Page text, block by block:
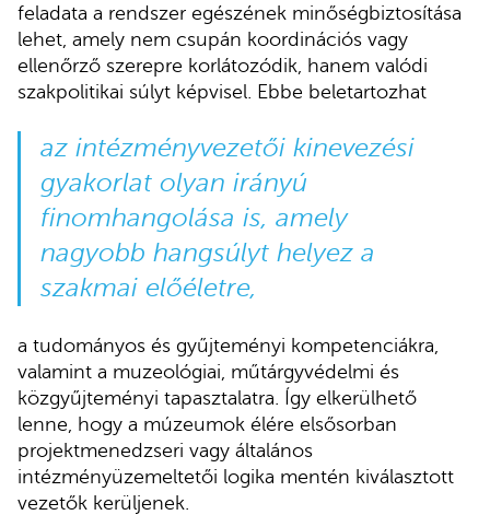
feladata a rendszer egészének minőségbiztosítása
lehet, amely nem csupán koordinációs vagy
ellenőrző szerepre korlátozódik, hanem valódi
szakpolitikai súlyt képvisel. Ebbe beletartozhat
az intézményvezetői kinevezési
gyakorlat olyan irányú
finomhangolása is, amely
nagyobb hangsúlyt helyez a
szakmai előéletre,
a tudományos és gyűjteményi kompetenciákra,
valamint a muzeológiai, műtárgyvédelmi és
közgyűjteményi tapasztalatra. Így elkerülhető
lenne, hogy a múzeumok élére elsősorban
projektmenedzseri vagy általános
intézményüzemeltetői logika mentén kiválasztott
vezetők kerüljenek.